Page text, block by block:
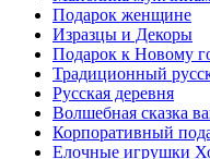
Подарок женщине
Изразцы и Декоры
Подарок к Новому
Традиционный
Русская деревня
Волшебная сказка
Корпоративный
Елочные игрушки